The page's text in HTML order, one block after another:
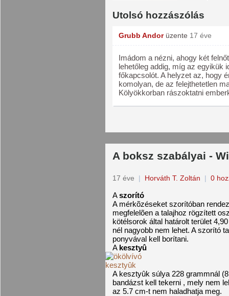
Utolsó hozzászólás
Grubb Andorüzente 17 éve
Imádom a nézni, ahogy két
lehetőleg addig, míg az egyikük
főkapcsolót. A helyzet az, hogy
komolyan, de az felejthetetlen
Kölyökkorban rászoktatni
A boksz szabályai -
17 éve | Horváth T. Zoltán | 0
Aszorító
A mérkõzéseket szorítóban
megfelelõen a talajhoz rögzített
kötélsorok által határolt terület
nél nagyobb nem lehet. A szorító
ponyvával kell borítani.
A kesztyû
A kesztyûk súlya 228 grammnál
bandázst kell tekerni , mely nem
az 5.7 cm-t nem haladhatja meg.